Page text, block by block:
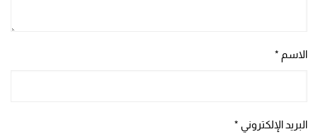
الاسم *
البريد الإلكتروني *